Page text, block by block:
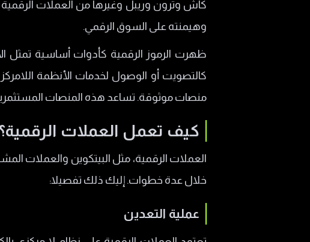
كاش وترون وريبل وغيرها من العملات
وهيمنته على السوق الرقمي.
ظهرت الرموز الرقمية كأدوات أساسية تمثل
كالتصويت أو الوصول لخدمات الأنظمة
منصات موثوقة. تساعد هذه المنصات
كيف تعمل العملات الرقمية؟
خلال عدة خطوات. إليك ذلك تفصيلا:
عملية التعدين